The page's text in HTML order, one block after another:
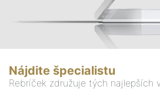
Nájdite špecialistu
Rebríček združuje tých najlepších